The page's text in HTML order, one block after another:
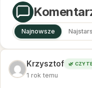
Najnowsze
Krzysztof 🌿
1 rok temu